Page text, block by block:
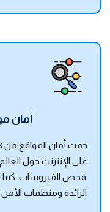
أمان
على الإنترنت حول
فحص الفيروسات. كما
الرائدة ومنظمات